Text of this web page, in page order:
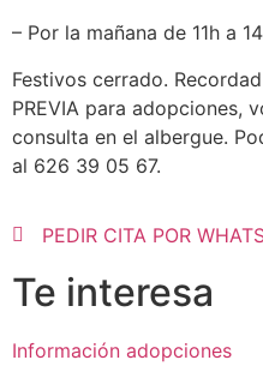
– Por la mañana de 11h a
Festivos cerrado.
PREVIA para adopciones,
consulta en el albergue.
al 626 39 05 67.
PEDIR CITA POR
Te interesa
Información adopciones